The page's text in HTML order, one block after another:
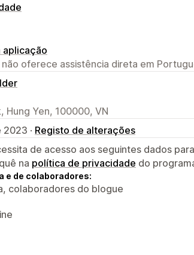
aplicação
oferece assistência direta em
Hung Yen, 100000, VN
· Registo de alterações
de acesso aos seguintes dados
na política de privacidade do
e de colaboradores:
colaboradores do blogue